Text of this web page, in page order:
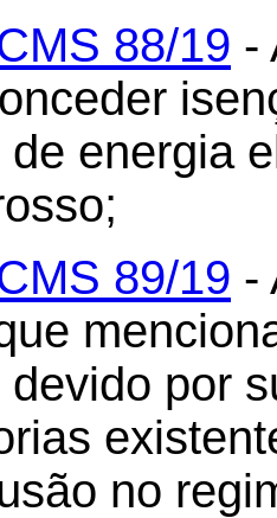
88/19 -
energia
89/19 -
por
no